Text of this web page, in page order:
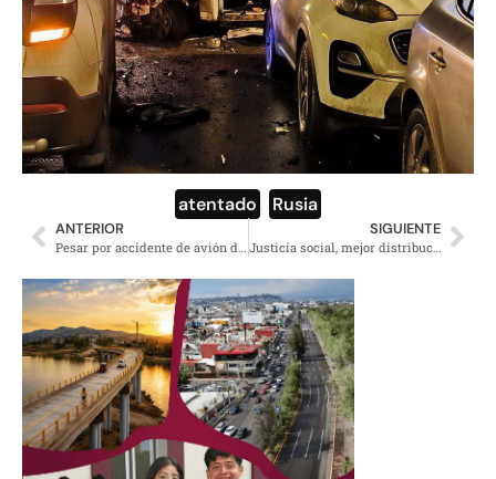
atentado Rusia
ANTERIOR SIGUIENTE
Justicia social, mejor distribución de la riqueza: Sheinbaum